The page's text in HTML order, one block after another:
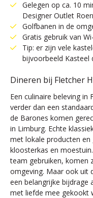
Gelegen op ca. 10
Designer Outlet
Golfbanen in de
Gratis gebruik van
Tip: er zijn vele
bijvoorbeeld Kasteel
Dineren bij Fletcher
Een culinaire beleving in
verder dan een
de Barones komen
in Limburg. Echte
met lokale producten en
kloosterkas en
team gebruiken, komen
omgeving. Maar ook uit
een belangrijke bijdrage
met liefde mee gekookt